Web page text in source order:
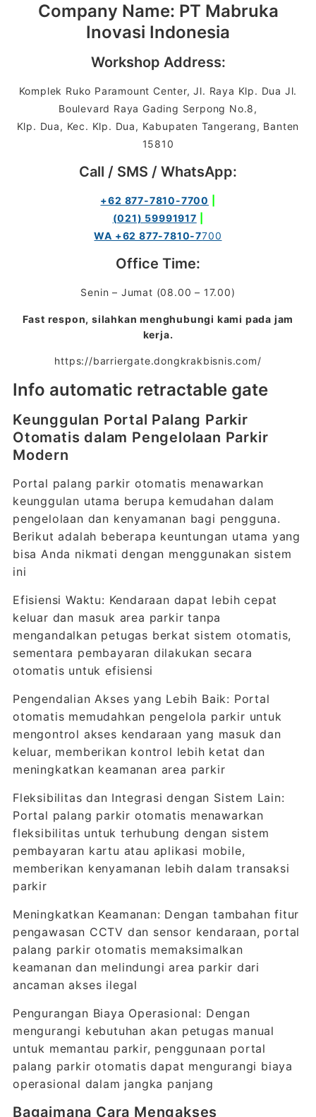
Company Name: PT Mabruka
Inovasi Indonesia
Workshop Address:
Komplek Ruko Paramount Center, Jl. Raya Klp. Dua Jl.
Boulevard Raya Gading Serpong No.8,
Klp. Dua, Kec. Klp. Dua, Kabupaten Tangerang, Banten
15810
Call / SMS / WhatsApp:
+62 877-7810-7700
(021) 59991917
WA +62 877-7810-7700
Office Time:
Senin – Jumat (08.00 – 17.00)
Fast respon, silahkan menghubungi kami pada jam
kerja.
https://barriergate.dongkrakbisnis.com/
Info automatic retractable gate
Keunggulan Portal Palang Parkir
Otomatis dalam Pengelolaan Parkir
Modern
Portal palang parkir otomatis menawarkan
keunggulan utama berupa kemudahan dalam
pengelolaan dan kenyamanan bagi pengguna.
Berikut adalah beberapa keuntungan utama yang
bisa Anda nikmati dengan menggunakan sistem
ini
Efisiensi Waktu: Kendaraan dapat lebih cepat
keluar dan masuk area parkir tanpa
mengandalkan petugas berkat sistem otomatis,
sementara pembayaran dilakukan secara
otomatis untuk efisiensi
Pengendalian Akses yang Lebih Baik: Portal
otomatis memudahkan pengelola parkir untuk
mengontrol akses kendaraan yang masuk dan
keluar, memberikan kontrol lebih ketat dan
meningkatkan keamanan area parkir
Fleksibilitas dan Integrasi dengan Sistem Lain:
Portal palang parkir otomatis menawarkan
fleksibilitas untuk terhubung dengan sistem
pembayaran kartu atau aplikasi mobile,
memberikan kenyamanan lebih dalam transaksi
parkir
Meningkatkan Keamanan: Dengan tambahan fitur
pengawasan CCTV dan sensor kendaraan, portal
palang parkir otomatis memaksimalkan
keamanan dan melindungi area parkir dari
ancaman akses ilegal
Pengurangan Biaya Operasional: Dengan
mengurangi kebutuhan akan petugas manual
untuk memantau parkir, penggunaan portal
palang parkir otomatis dapat mengurangi biaya
operasional dalam jangka panjang
Bagaimana Cara Mengakses